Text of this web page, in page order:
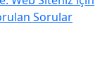
Sorular